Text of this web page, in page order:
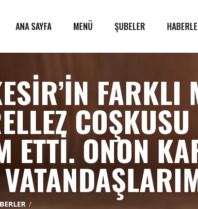
ANA SAYFA MENÜ ŞUBELER
FARKLI
COŞKUSU
ETTI. ONON